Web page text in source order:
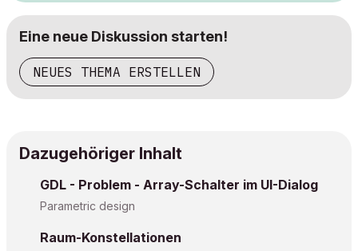
Eine neue Diskussion starten!
NEUES THEMA ERSTELLEN
Dazugehöriger Inhalt
GDL - Problem - Array-Schalter im UI-Dialog
Parametric design
Raum-Konstellationen